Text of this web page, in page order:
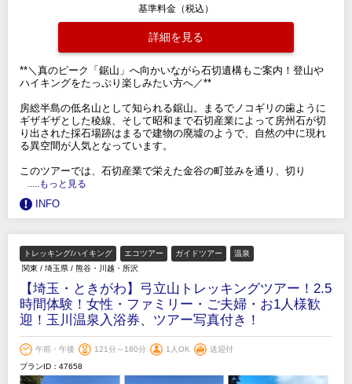
基準料金（税込）
詳細を見る
**＼真のピーク「鋸山」へ向かいながら石切遺構もご案内！登山や
ハイキングをたっぷり楽しみたい方へ／**
房総半島の低名山として知られる鋸山。まるでノコギリの歯ように
ギザギザとした稜線、そして昭和まで石切産業によって房州石が切
り出された採石場跡はまるで建物の廃墟のようで、自然の中に現れ
る異空間が人気となっています。
このツアーでは、石切産業で栄えた金谷の町並みを通り、切り
.....もっと見る
INFO
トレッキング/ハイキング エコツアー ガイドツアー
温泉
関東 / 埼玉県 / 熊谷・川越・所沢
【埼玉・ときがわ】弓立山トレッキングツアー！2.5
時間体験！女性・ファミリー・ご夫婦・お1人様歓
迎！玉川温泉入浴券、ツアー写真付き！
午前・午後 121分～180分 1人OK
送迎付
プランID：47658